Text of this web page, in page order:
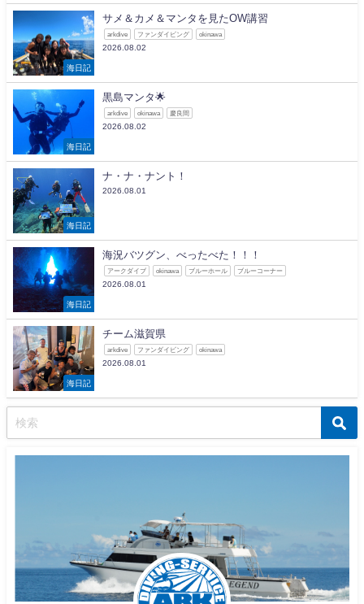
海日記
サメ＆カメ＆マンタを見たOW講習
arkdive ファンダイビング okinawa
2026.08.02
海日記
黒島マンタ🌟
arkdive okinawa 慶良間
2026.08.02
海日記
ナ・ナ・ナント！
2026.08.01
海日記
海況バツグン、べったべた！！！
アークダイブ okinawa ブルーホール ブルーコーナー
2026.08.01
海日記
チーム滋賀県
arkdive ファンダイビング okinawa
2026.08.01